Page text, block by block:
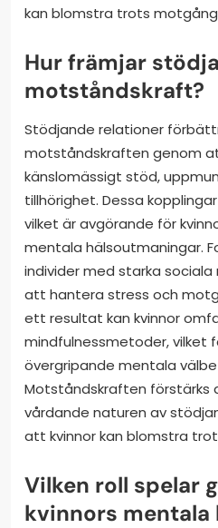
kan blomstra trots
Hur främjar
motståndskraft?
Stödjande relationer
motståndskraften genom
känslomässigt stöd,
tillhörighet. Dessa
vilket är avgörande för
mentala hälsoutmaningar.
individer med starka
att hantera stress och
ett resultat kan kvinnor
mindfulnessmetoder, vilket
övergripande mentala
Motståndskraften förstärks
vårdande naturen av
att kvinnor kan blomstra
Vilken roll spelar
kvinnors mentala